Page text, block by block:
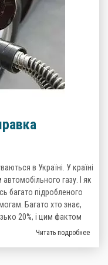
в Україні. У країні
газу. І як
багато підробленого
Багато хто знає,
20%, і цим фактом
з неякісним газом теж
Читать подробнее